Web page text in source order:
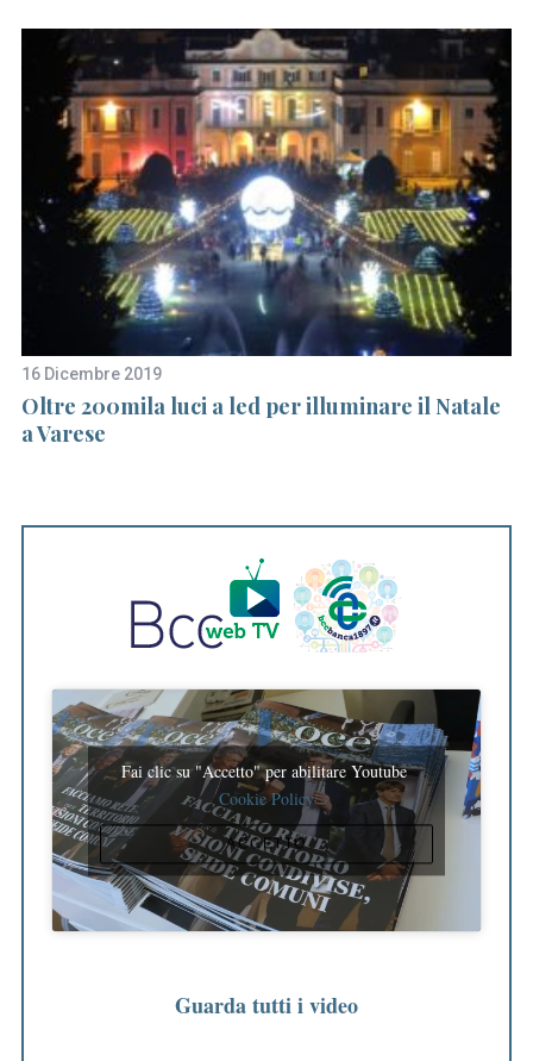
16 Dicembre 2019
Oltre 200mila luci a led per illuminare il Natale
a Varese
Fai clic su "Accetto" per abilitare Youtube
Cookie Policy
ACCETTO
Guarda tutti i video